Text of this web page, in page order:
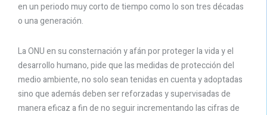
en un periodo muy corto de tiempo como lo son tres décadas
o una generación.
La ONU en su consternación y afán por proteger la vida y el
desarrollo humano, pide que las medidas de protección del
medio ambiente, no solo sean tenidas en cuenta y adoptadas
sino que además deben ser reforzadas y supervisadas de
manera eficaz a fin de no seguir incrementando las cifras de